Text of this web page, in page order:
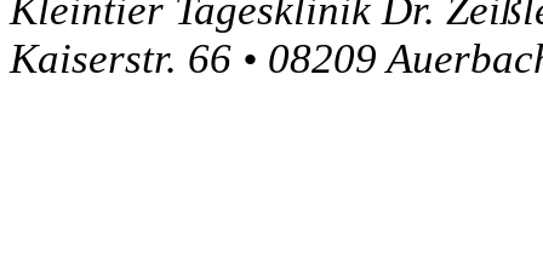
Kleintier Tagesklinik Dr.
Kaiserstr. 66 • 08209